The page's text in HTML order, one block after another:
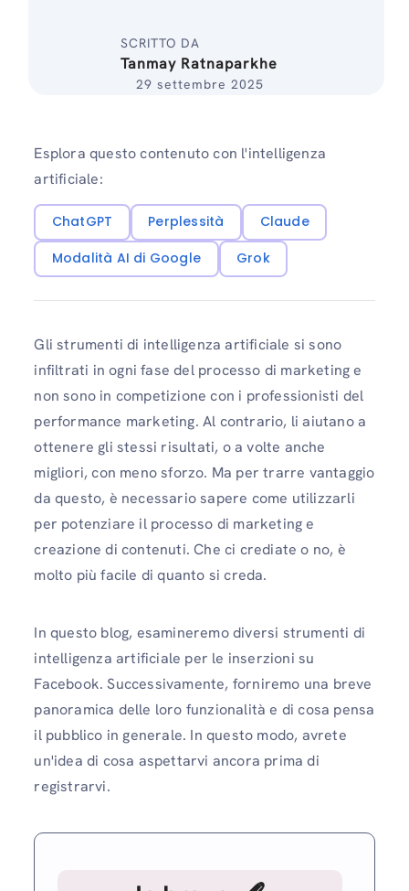
SCRITTO DA
Tanmay Ratnaparkhe
29 settembre 2025
Esplora questo contenuto con l'intelligenza
artificiale:
ChatGPT Perplessità
Claude
Modalità AI di Google
Grok
Gli strumenti di intelligenza artificiale si sono
infiltrati in ogni fase del processo di marketing e
non sono in competizione con i professionisti del
performance marketing. Al contrario, li aiutano a
ottenere gli stessi risultati, o a volte anche
migliori, con meno sforzo. Ma per trarre vantaggio
da questo, è necessario sapere come utilizzarli
per potenziare il processo di marketing e
creazione di contenuti. Che ci crediate o no, è
molto più facile di quanto si creda.
In questo blog, esamineremo diversi strumenti di
intelligenza artificiale per le inserzioni su
Facebook. Successivamente, forniremo una breve
panoramica delle loro funzionalità e di cosa pensa
il pubblico in generale. In questo modo, avrete
un'idea di cosa aspettarvi ancora prima di
registrarvi.